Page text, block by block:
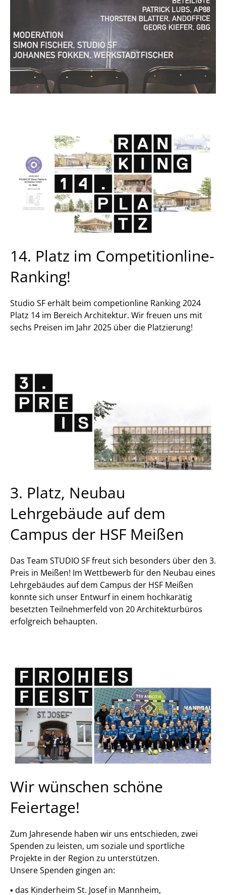
14. Platz im Competitionline-
Ranking!
Studio SF erhält beim competionline Ranking 2024
Platz 14 im Bereich Architektur. Wir freuen uns mit
sechs Preisen im Jahr 2025 über die Platzierung!
3. Platz, Neubau
Lehrgebäude auf dem
Campus der HSF Meißen
Das Team STUDIO SF freut sich besonders über den 3.
Preis in Meißen! Im Wettbewerb für den Neubau eines
Lehrgebäudes auf dem Campus der HSF Meißen
konnte sich unser Entwurf in einem hochkarätig
besetzten Teilnehmerfeld von 20 Architekturbüros
erfolgreich behaupten.
Wir wünschen schöne
Feiertage!
Zum Jahresende haben wir uns entschieden, zwei
Spenden zu leisten, um soziale und sportliche
Projekte in der Region zu unterstützen.
Unsere Spenden gingen an:
▪️ das Kinderheim St. Josef in Mannheim,